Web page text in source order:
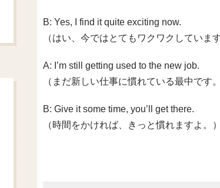
B: Yes, I find it quite exciting now.
（はい、今ではとてもワクワクしています
A: I’m still getting used to the new job.
（まだ新しい仕事に慣れている最中です。
B: Give it some time, you’ll get there.
（時間をかければ、きっと慣れますよ。）